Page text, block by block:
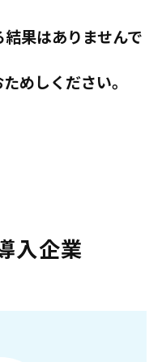
果はありませんで
めしください。
入企業